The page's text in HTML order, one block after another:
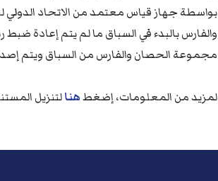
بواسطة جهاز قياس معتمد من الاتحاد الدولي
والفارس بالبدء في السباق ما لم يتم إعادة ضبط
مجموعة الحصان والفارس من السباق ويتم
لمزيد من المعلومات، إضغطهنالتنزيل